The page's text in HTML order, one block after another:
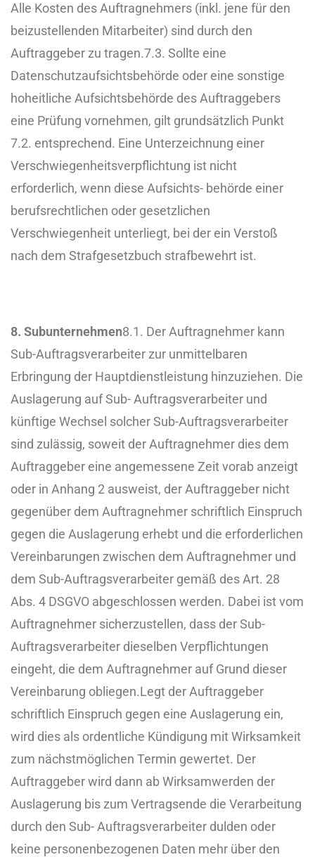
Alle Kosten des Auftragnehmers (inkl. jene für den
beizustellenden Mitarbeiter) sind durch den
Auftraggeber zu tragen.7.3. Sollte eine
Datenschutzaufsichtsbehörde oder eine sonstige
hoheitliche Aufsichtsbehörde des Auftraggebers
eine Prüfung vornehmen, gilt grundsätzlich Punkt
7.2. entsprechend. Eine Unterzeichnung einer
Verschwiegenheitsverpflichtung ist nicht
erforderlich, wenn diese Aufsichts- behörde einer
berufsrechtlichen oder gesetzlichen
Verschwiegenheit unterliegt, bei der ein Verstoß
nach dem Strafgesetzbuch strafbewehrt ist.
8. Subunternehmen8.1. Der Auftragnehmer kann
Sub-Auftragsverarbeiter zur unmittelbaren
Erbringung der Hauptdienstleistung hinzuziehen. Die
Auslagerung auf Sub- Auftragsverarbeiter und
künftige Wechsel solcher Sub-Auftragsverarbeiter
sind zulässig, soweit der Auftragnehmer dies dem
Auftraggeber eine angemessene Zeit vorab anzeigt
oder in Anhang 2 ausweist, der Auftraggeber nicht
gegenüber dem Auftragnehmer schriftlich Einspruch
gegen die Auslagerung erhebt und die erforderlichen
Vereinbarungen zwischen dem Auftragnehmer und
dem Sub-Auftragsverarbeiter gemäß des Art. 28
Abs. 4 DSGVO abgeschlossen werden. Dabei ist vom
Auftragnehmer sicherzustellen, dass der Sub-
Auftragsverarbeiter dieselben Verpflichtungen
eingeht, die dem Auftragnehmer auf Grund dieser
Vereinbarung obliegen.Legt der Auftraggeber
schriftlich Einspruch gegen eine Auslagerung ein,
wird dies als ordentliche Kündigung mit Wirksamkeit
zum nächstmöglichen Termin gewertet. Der
Auftraggeber wird dann ab Wirksamwerden der
Auslagerung bis zum Vertragsende die Verarbeitung
durch den Sub- Auftragsverarbeiter dulden oder
keine personenbezogenen Daten mehr über den